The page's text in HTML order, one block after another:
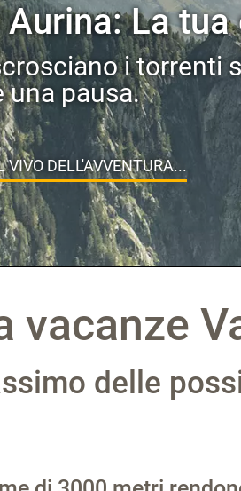
Aurina: La
i torrenti
una pausa.
VIVO DELL'AVVENTURA...
vacanze
delle